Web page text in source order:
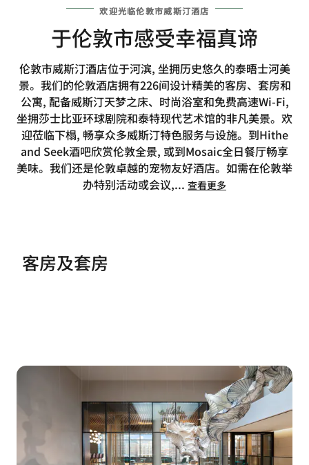
欢迎光临伦敦市威斯汀酒店
于伦敦市感受幸福真谛
伦敦市威斯汀酒店位于河滨, 坐拥历史悠久的泰晤士河美
景。我们的伦敦酒店拥有226间设计精美的客房、套房和
公寓, 配备威斯汀天梦之床、时尚浴室和免费高速Wi-Fi,
坐拥莎士比亚环球剧院和泰特现代艺术馆的非凡美景。欢
迎莅临下榻, 畅享众多威斯汀特色服务与设施。到Hithe
and Seek酒吧欣赏伦敦全景, 或到Mosaic全日餐厅畅享
美味。我们还是伦敦卓越的宠物友好酒店。如需在伦敦举
办特别活动或会议,... 查看更多
客房及套房